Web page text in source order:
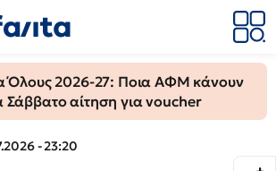
Όλους 2026-27: Ποια ΑΦΜ κάνουν
Σάββατο αίτηση για voucher
- 23:20